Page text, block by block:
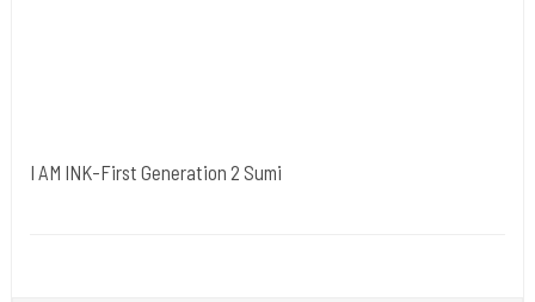
I AM INK-First Generation 2 Sumi